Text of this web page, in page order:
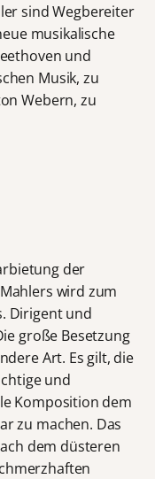
sind Wegbereiter
musikalische
und
Musik, zu
Webern, zu
der
wird zum
Dirigent und
große Besetzung
Art. Es gilt, die
und
Komposition dem
zu machen. Das
dem düsteren